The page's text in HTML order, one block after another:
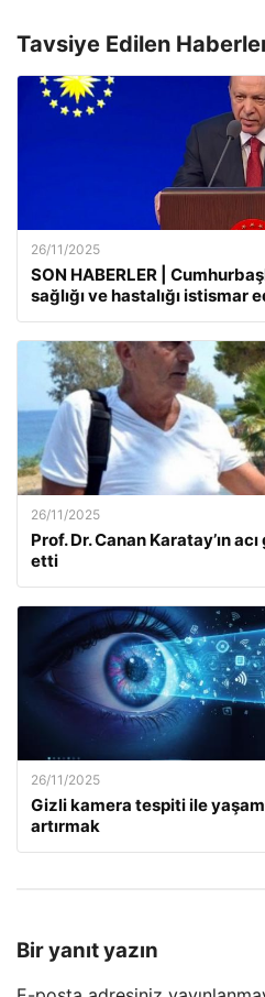
Tavsiye Edilen
26/11/2025
SON HABERLER |
sağlığı ve hastalığı istismar
26/11/2025
Prof. Dr. Canan Karatay’ın
etti
26/11/2025
Gizli kamera tespiti ile
artırmak
Bir yanıt yazın